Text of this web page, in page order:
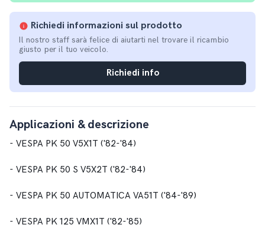
Richiedi informazioni sul prodotto
Il nostro staff sarà felice di aiutarti nel trovare il ricambio
giusto per il tuo veicolo.
Richiedi info
Applicazioni & descrizione
- VESPA PK 50 V5X1T ('82-'84)
- VESPA PK 50 S V5X2T ('82-'84)
- VESPA PK 50 AUTOMATICA VA51T ('84-'89)
- VESPA PK 125 VMX1T ('82-'85)